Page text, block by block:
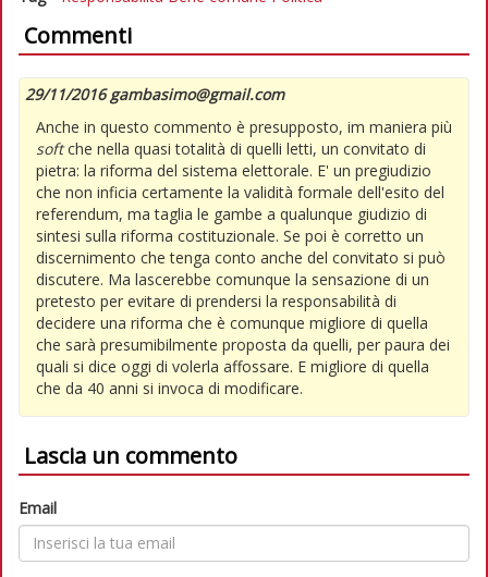
Commenti
29/11/2016 gambasimo@gmail.com
Anche in questo commento è presupposto, im maniera più
softche nella quasi totalità di quelli letti, un convitato di
pietra: la riforma del sistema elettorale. E' un pregiudizio
che non inficia certamente la validità formale dell'esito del
referendum, ma taglia le gambe a qualunque giudizio di
sintesi sulla riforma costituzionale. Se poi è corretto un
discernimento che tenga conto anche del convitato si può
discutere. Ma lascerebbe comunque la sensazione di un
pretesto per evitare di prendersi la responsabilità di
decidere una riforma che è comunque migliore di quella
che sarà presumibilmente proposta da quelli, per paura dei
quali si dice oggi di volerla affossare. E migliore di quella
che da 40 anni si invoca di modificare.
Lascia un commento
Email